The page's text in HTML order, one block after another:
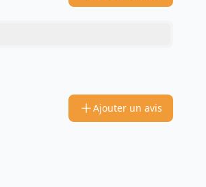
Ajouter un avis